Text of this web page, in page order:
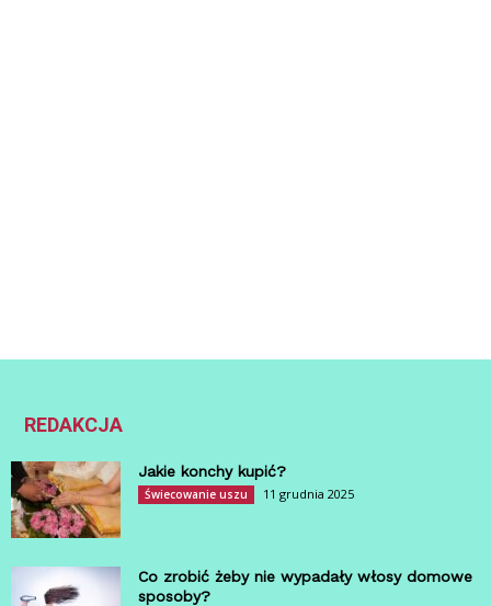
REDAKCJA
Jakie konchy kupić?
Świecowanie uszu 11 grudnia 2025
Co zrobić żeby nie wypadały włosy domowe
sposoby?